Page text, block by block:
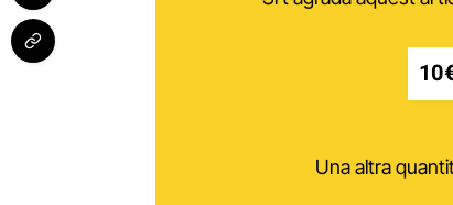
Una altra